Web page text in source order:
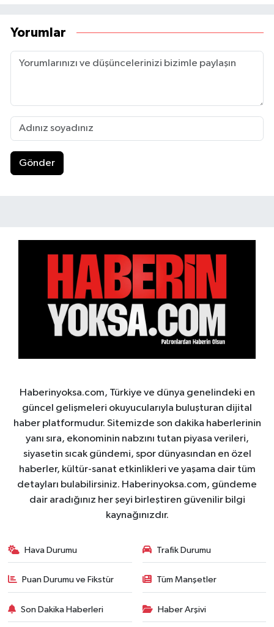
Yorumlar
Gönder
Haberinyoksa.com, Türkiye ve dünya genelindeki en
güncel gelişmeleri okuyucularıyla buluşturan dijital
haber platformudur. Sitemizde son dakika haberlerinin
yanı sıra, ekonominin nabzını tutan piyasa verileri,
siyasetin sıcak gündemi, spor dünyasından en özel
haberler, kültür-sanat etkinlikleri ve yaşama dair tüm
detayları bulabilirsiniz. Haberinyoksa.com, gündeme
dair aradığınız her şeyi birleştiren güvenilir bilgi
kaynağınızdır.
Hava Durumu Trafik Durumu
Puan Durumu ve Fikstür Tüm Manşetler
Son Dakika Haberleri Haber Arşivi